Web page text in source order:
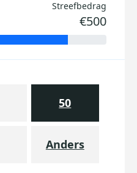
Streefbedrag
€500
50
Anders